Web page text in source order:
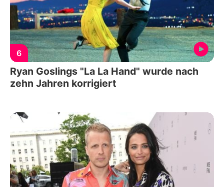
6
Ryan Goslings "La La Hand" wurde nach
zehn Jahren korrigiert